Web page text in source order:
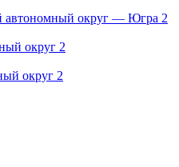
автономный округ — Югра 2
округ 2
округ 2